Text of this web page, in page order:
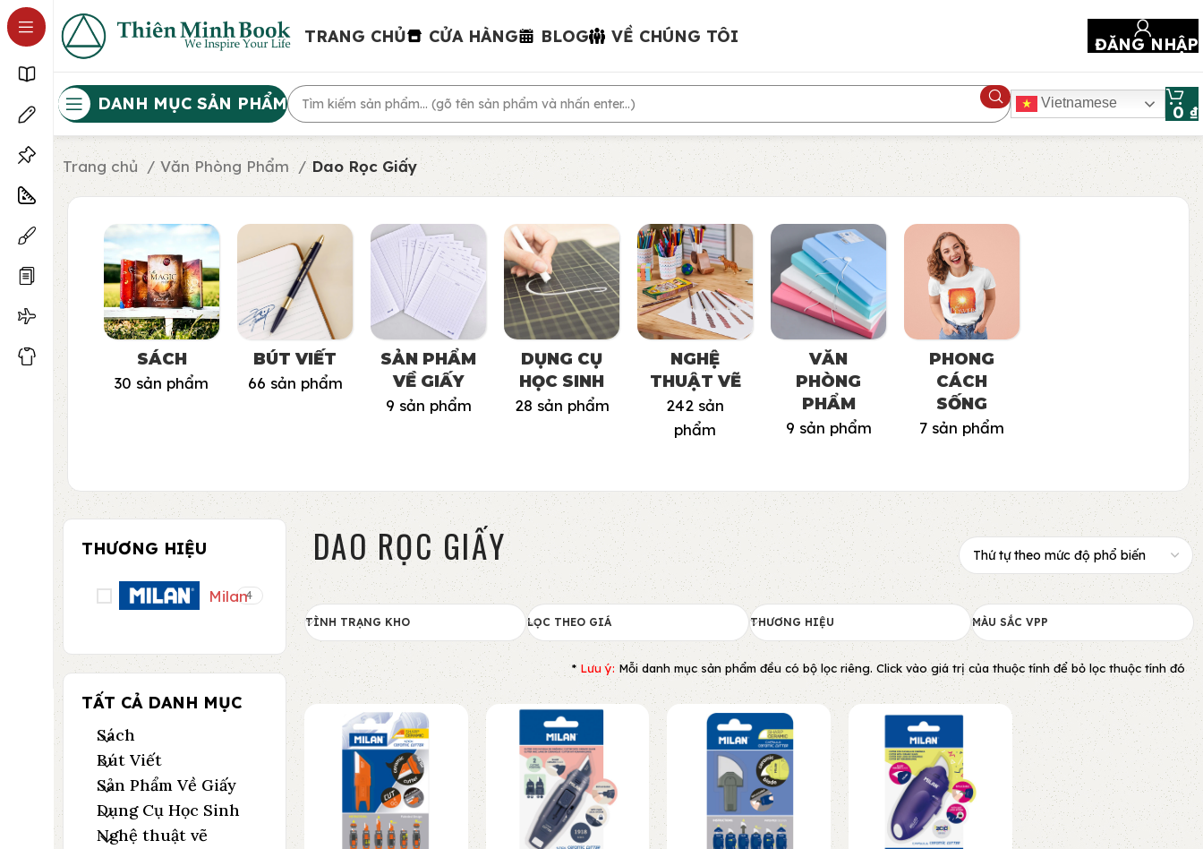
TRANG CHỦ CỬA HÀNG BLOG VỀ CHÚNG TÔI ĐĂNG NHẬP
DANH MỤC SẢN PHẨM Vietnamese 0 ₫
Trang chủ Văn Phòng Phẩm Dao Rọc Giấy
SÁCH
30 sản phẩm
BÚT VIẾT
66 sản phẩm
SẢN PHẨM
VỀ GIẤY
9 sản phẩm
DỤNG CỤ
HỌC SINH
28 sản phẩm
NGHỆ
THUẬT VẼ
242 sản
phẩm
VĂN
PHÒNG
PHẨM
9 sản phẩm
PHONG
CÁCH
SỐNG
7 sản phẩm
THƯƠNG HIỆU
Milan4
TẤT CẢ DANH MỤC
Sách
Bút Viết
Sản Phẩm Về Giấy
Dụng Cụ Học Sinh
Nghệ thuật vẽ
DAO RỌC GIẤY
TÌNH TRẠNG KHO LỌC THEO GIÁ THƯƠNG HIỆU MÀU SẮC VPP
* Lưu ý: Mỗi danh mục sản phẩm đều có bộ lọc riêng. Click vào giá trị của thuộc tính để bỏ lọc thuộc tính đó